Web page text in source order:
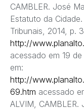
CAMBLER. José
Estatuto da
Tribunais, 2014, p.
http://
acessado em 19
em:
http://
69.htm acessado
ALVIM,